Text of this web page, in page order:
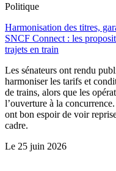
Politique
Harmonisation des titres,
SNCF Connect : les
trajets en train
Les sénateurs ont rendu
harmoniser les tarifs et
de trains, alors que les
l’ouverture à la
ont bon espoir de voir
cadre.
Le 25 juin 2026